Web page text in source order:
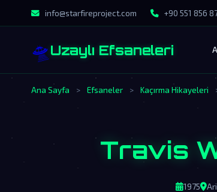
info@starfireproject.com +90 551 856
🛸Uzaylı Efsaneleri
Ana Sayfa > Efsaneler > Kaçırma Hikayeleri
Travis
1975